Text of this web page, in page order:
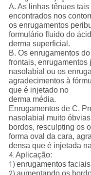
A. As linhas tênues
encontrados nos
os enrugamentos
formulário fluido do
derma superficial.
B. Os enrugamentos
frontais, enrugamentos
nasolabial ou os
agradecimentos à
que é injetado no
derma média.
Enrugamentos de C.
nasolabial muito
bordos, resculpting os
forma oval da cara,
densa que é injetada
4. Aplicação:
1) enrugamentos
aumentando os